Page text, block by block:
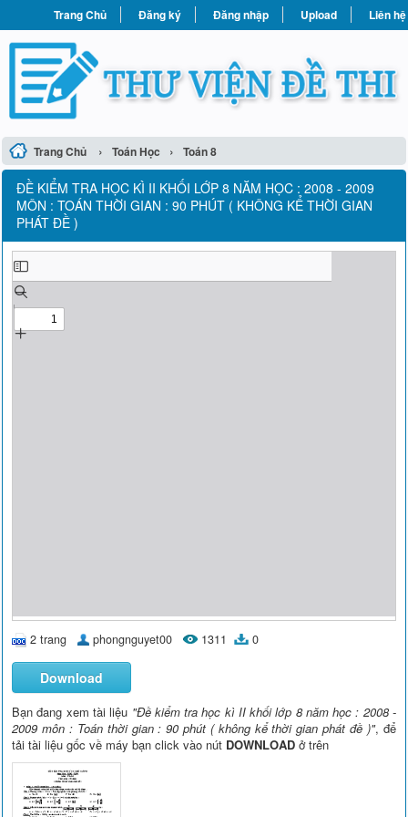
Trang Chủ Đăng ký Đăng nhập Upload Liên hệ
Trang Chủ › Toán Học › Toán 8
ĐỀ KIỂM TRA HỌC KÌ II KHỐI LỚP 8 NĂM HỌC : 2008 - 2009
MÔN : TOÁN THỜI GIAN : 90 PHÚT ( KHÔNG KỂ THỜI GIAN
PHÁT ĐỀ )
2 trang phongnguyet00 1311 0
Download
Bạn đang xem tài liệu "Đề kiểm tra học kì II khối lớp 8 năm học : 2008 -
2009 môn : Toán thời gian : 90 phút ( không kể thời gian phát đề )", để
tải tài liệu gốc về máy bạn click vào nút DOWNLOAD ở trên